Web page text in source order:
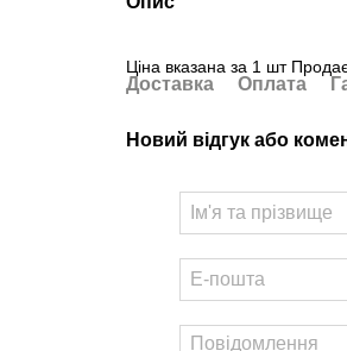
Ціна вказана за 1 шт
Доставка Оплата
Новий відгук або